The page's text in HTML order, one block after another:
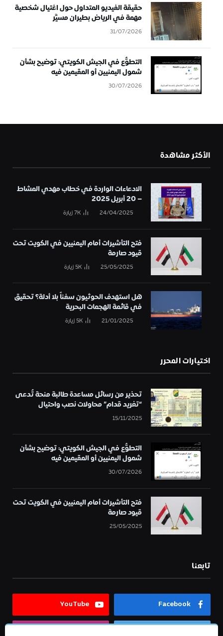
حقيقة الفيديو المتداول حول اغتيال شخصية
مهمة في الرياض بطيران مسيَّر
31/07/2026
التطوُّع في الجيش الكويتي: توضيح بشأن
شمول اليمنيين أو المقيمين فيه
30/07/2026
الأكثر مشاهدة
الادعاءات الواردة في خطاب مهدي المشاط
– 20 أبريل 2025
24/04/2025
7Kزيارة
فتح التأشيرات أمام اليمنيين في الكويت تحت
قيود صارمة
25/05/2025
5Kزيارة
هل استهدف الحوثيون سفناً بلا أدلة؟ تحقيق
في قائمة الهجمات البحرية
21/01/2025
5Kزيارة
اختيارات المحرر
تحذير من رسائل مساعدة طالبة منحة تُدعى
“تغريد قدام” محاولات نصب واحتيال
15/11/2025
التطوُّع في الجيش الكويتي: توضيح بشأن
شمول اليمنيين أو المقيمين فيه
30/07/2026
فتح التأشيرات أمام اليمنيين في الكويت تحت
قيود صارمة
25/05/2025
تابعنا
Facebook
YouTube